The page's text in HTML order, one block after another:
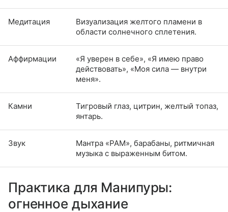
Медитация
Визуализация желтого пламени в
области солнечного сплетения.
Аффирмации
«Я уверен в себе», «Я имею право
действовать», «Моя сила — внутри
меня».
Камни
Тигровый глаз, цитрин, желтый топаз,
янтарь.
Звук
Мантра «РАМ», барабаны, ритмичная
музыка с выраженным битом.
Практика для Манипуры:
огненное дыхание